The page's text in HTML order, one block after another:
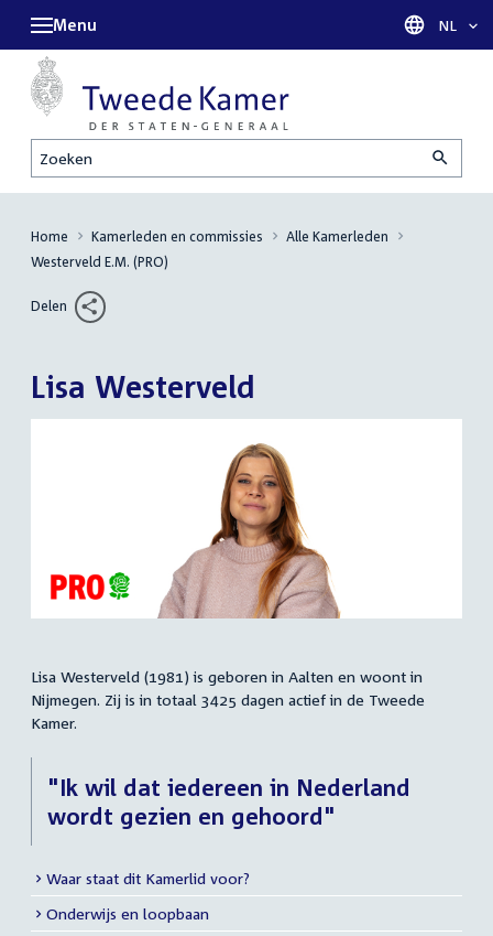
Zoeken
Menu Taal
NL
Home Kamerleden en commissies
Alle Kamerleden
Westerveld E.M. (PRO)
Delen
Lisa Westerveld
Samenvatting
Lisa Westerveld (1981) is geboren in Aalten en woont in
Nijmegen. Zij is in totaal 3425 dagen actief in de Tweede
Kamer.
"Ik wil dat iedereen in Nederland
wordt gezien en gehoord"
Meer
info
Waar staat dit Kamerlid voor?
Onderwijs en loopbaan